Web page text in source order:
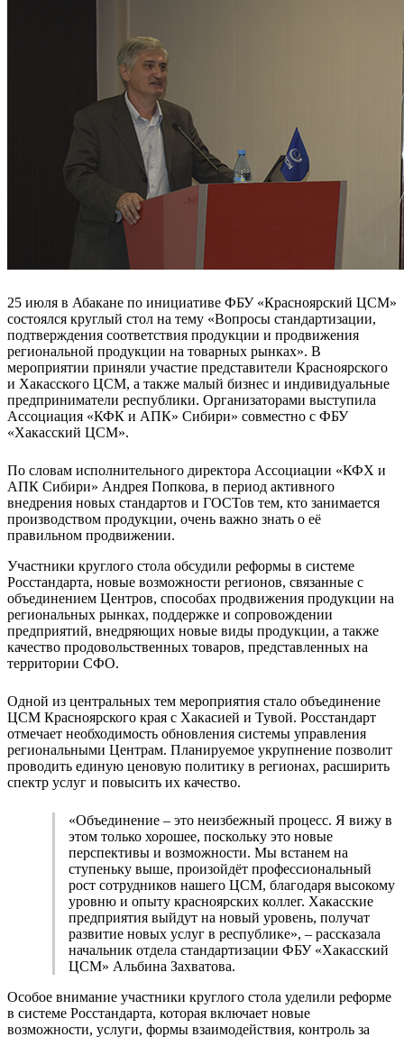
25 июля в Абакане по инициативе ФБУ «Красноярский ЦСМ»
состоялся круглый стол на тему «Вопросы стандартизации,
подтверждения соответствия продукции и продвижения
региональной продукции на товарных рынках». В
мероприятии приняли участие представители Красноярского
и Хакасского ЦСМ, а также малый бизнес и индивидуальные
предприниматели республики. Организаторами выступила
Ассоциация «КФК и АПК» Сибири» совместно с ФБУ
«Хакасский ЦСМ».
По словам исполнительного директора Ассоциации «КФХ и
АПК Сибири» Андрея Попкова, в период активного
внедрения новых стандартов и ГОСТов тем, кто занимается
производством продукции, очень важно знать о её
правильном продвижении.
Участники круглого стола обсудили реформы в системе
Росстандарта, новые возможности регионов, связанные с
объединением Центров, способах продвижения продукции на
региональных рынках, поддержке и сопровождении
предприятий, внедряющих новые виды продукции, а также
качество продовольственных товаров, представленных на
территории СФО.
Одной из центральных тем мероприятия стало объединение
ЦСМ Красноярского края с Хакасией и Тувой. Росстандарт
отмечает необходимость обновления системы управления
региональными Центрам. Планируемое укрупнение позволит
проводить единую ценовую политику в регионах, расширить
спектр услуг и повысить их качество.
«Объединение – это неизбежный процесс. Я вижу в
этом только хорошее, поскольку это новые
перспективы и возможности. Мы встанем на
ступеньку выше, произойдёт профессиональный
рост сотрудников нашего ЦСМ, благодаря высокому
уровню и опыту красноярских коллег. Хакасские
предприятия выйдут на новый уровень, получат
развитие новых услуг в республике», – рассказала
начальник отдела стандартизации ФБУ «Хакасский
ЦСМ» Альбина Захватова.
Особое внимание участники круглого стола уделили реформе
в системе Росстандарта, которая включает новые
возможности, услуги, формы взаимодействия, контроль за